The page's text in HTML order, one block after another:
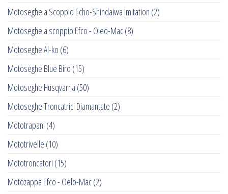
Motoseghe a Scoppio Echo-Shindaiwa Imitation (2)
Motoseghe a scoppio Efco - Oleo-Mac(8)
Motoseghe Al-ko (6)
Motoseghe Blue Bird (15)
Motoseghe Husqvarna (50)
Motoseghe Troncatrici Diamantate (2)
Mototrapani (4)
Mototrivelle (10)
Mototroncatori (15)
Motozappa Efco - Oelo-Mac(2)